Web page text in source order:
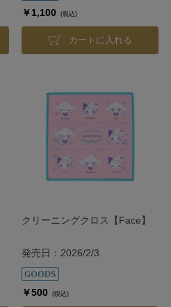
￥1,100 (税込)
カートに入れる
クリーニングクロス【Face】
発売日：2026/2/3
￥500 (税込)